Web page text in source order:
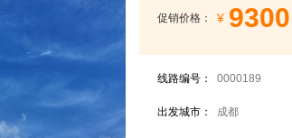
促销价格： ¥ 9300
线路编号： 0000189
出发城市： 成都